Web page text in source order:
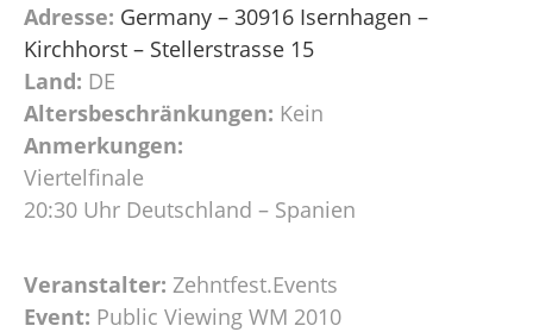
Adresse: Germany – 30916 Isernhagen –
Kirchhorst – Stellerstrasse 15
Land: DE
Altersbeschränkungen: Kein
Anmerkungen:
Viertelfinale
20:30 Uhr Deutschland – Spanien
Veranstalter: Zehntfest.Events
Event: Public Viewing WM 2010